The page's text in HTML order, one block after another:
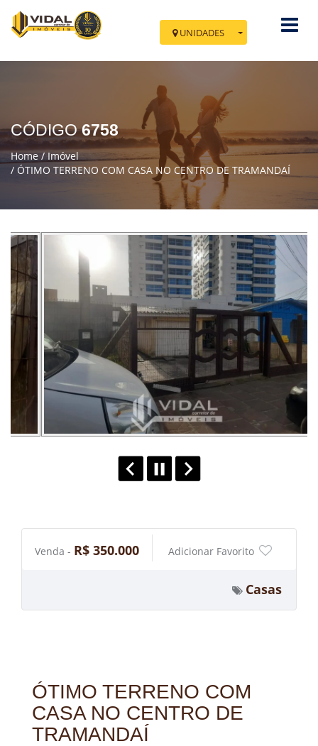
UNIDADES
Você esta em Tramandaí
Av. Fernando Amaral, 731 - Sala 03 e 04
Cidade: Tramandaí - Centro
IR PARA NOVA TRAMANDAÍ
CÓDIGO6758
Home
Imóvel
ÓTIMO TERRENO COM CASA NO CENTRO DE TRAMANDAÍ
Venda - R$ 350.000 Adicionar Favorito
Casas
ÓTIMO TERRENO COM
CASA NO CENTRO DE
TRAMANDAÍ